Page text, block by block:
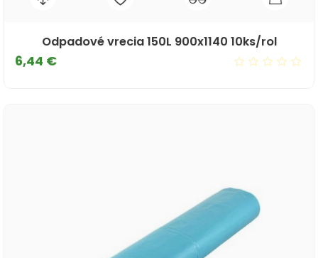
Odpadové vrecia 150L 900x1140 10ks/rol
6,44 €Cena